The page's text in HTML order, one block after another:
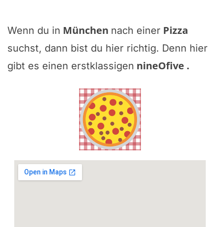
Wenn du in München nach einer Pizza
suchst, dann bist du hier richtig. Denn hier
gibt es einen erstklassigen nineOfive .